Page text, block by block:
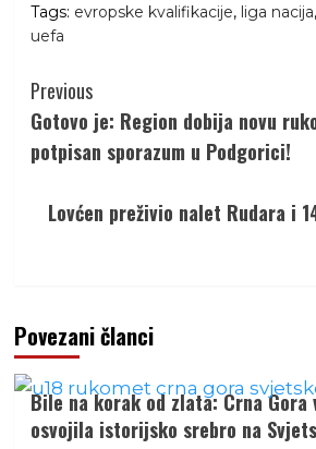
Tags: evropske kvalifikacije, liga nacija,
uefa
Continue
Reading
Previous
Gotovo je: Region dobija novu
potpisan sporazum u Podgorici!
Lovćen preživio nalet Rudara i
Povezani članci
Bile na korak od zlata: Crna
osvojila istorijsko srebro na